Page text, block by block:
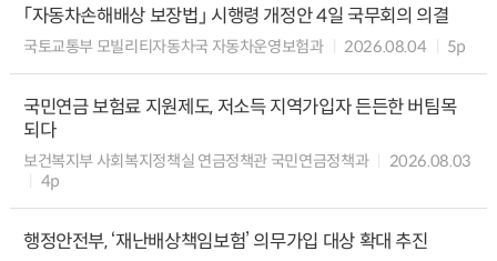
「자동차손해배상 보장법」 시행령 개정안 4일 국무회의 의결
국토교통부 모빌리티자동차국 자동차운영보험과 2026.08.04 5p
국민연금 보험료 지원제도, 저소득 지역가입자 든든한 버팀목
되다
보건복지부 사회복지정책실 연금정책관 국민연금정책과
2026.08.03
4p
행정안전부, ‘재난배상책임보험’ 의무가입 대상 확대 추진